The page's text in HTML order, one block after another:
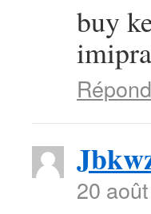
buy
20